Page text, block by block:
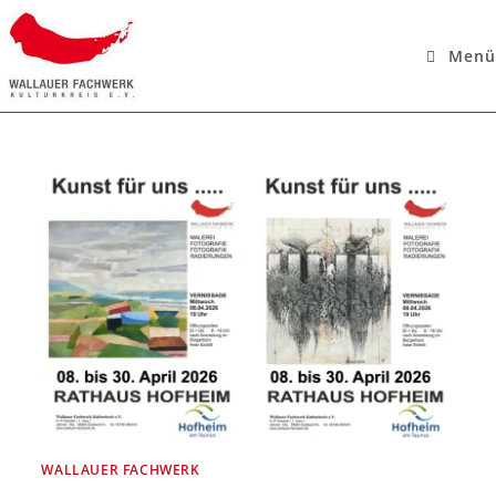
Menü
WALLAUER FACHWERK